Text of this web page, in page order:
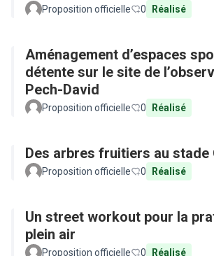
Proposition officielle 0 Réalisé
Aménagement d’espaces
détente sur le site de
Pech-David
Proposition officielle 0 Réalisé
Des arbres fruitiers au stade
Proposition officielle 0 Réalisé
Un street workout pour la
plein air
Proposition officielle 0 Réalisé